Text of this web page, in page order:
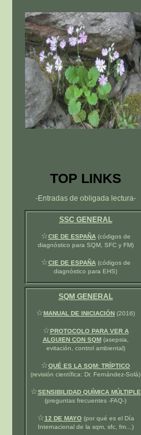
TOP LINKS
-Entradas de obligada lectura-
SSC GENERAL
☆CIE DE ESPAÑA(códigos de
diagnóstico para SQM, SFC y FM)
☆CIE DE ESPAÑA(códigos de
diagnóstico para EHS)
SQM GENERAL
☆MANUAL DE INICIACIÓN (2016)
☆PROTOCOLO PARA VER A
ALGUIEN CON SQM(asepsia,
evitación, control ambiental)
☆QUÉ ES LA SQM: TRÍPTICO
(revisión científica: Dr. Fernández-Solà)
☆SENSIBILIDAD QUÍMICA MÚLTIPLE
(preguntas frecuentes -FAQ-)
☆12 DE MAYO(por qué es el Día
Internacional de la sqm, sfc, fm…)